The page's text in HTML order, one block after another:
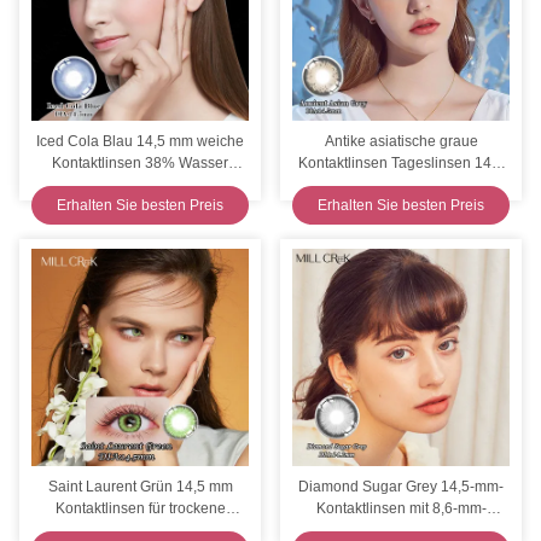
Iced Cola Blau 14,5 mm weiche
Kontaktlinsen 38% Wasser
Millcreek Linsen
Erhalten Sie besten Preis
Antike asiatische graue
Kontaktlinsen Tageslinsen 14,5
mm Durchmesser
Erhalten Sie besten Preis
Saint Laurent Grün 14,5 mm
Kontaktlinsen für trockene
Augen 38% Wasser
Diamond Sugar Grey 14,5-mm-
Kontaktlinsen mit 8,6-mm-
Basiskurve